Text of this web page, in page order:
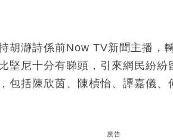
胡瀞詩係前Now TV新聞主播，
堅尼十分有睇頭，引來網民紛紛
包括陳欣茵、陳楨怡、譚嘉儀
廣告